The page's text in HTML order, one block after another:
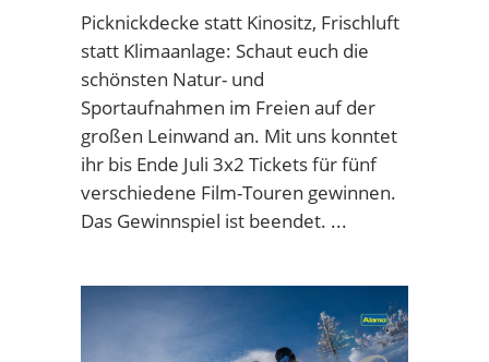
Picknickdecke statt Kinositz, Frischluft
statt Klimaanlage: Schaut euch die
schönsten Natur- und
Sportaufnahmen im Freien auf der
großen Leinwand an. Mit uns konntet
ihr bis Ende Juli 3x2 Tickets für fünf
verschiedene Film-Touren gewinnen.
Das Gewinnspiel ist beendet.